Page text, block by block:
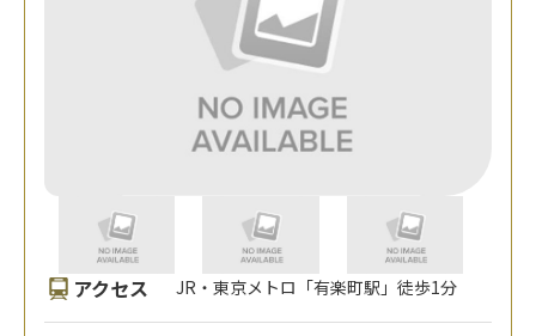
アクセス JR・東京メトロ「有楽町駅」徒歩1分